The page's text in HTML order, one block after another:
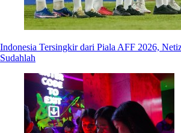
Indonesia Tersingkir dari Piala AFF 2026,
Sudahlah